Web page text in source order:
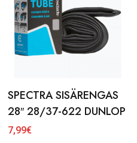
SPECTRA SISÄRENGAS
28″ 28/37-622 DUNLOP
7,99€